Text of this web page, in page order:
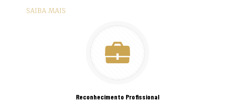
SAIBA MAIS
Reconhecimento Profissional